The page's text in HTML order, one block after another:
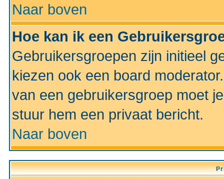
Naar boven
Hoe kan ik een
Gebruikersgroepen zijn initieel
kiezen ook een board
van een gebruikersgroep moet
stuur hem een privaat bericht.
Naar boven